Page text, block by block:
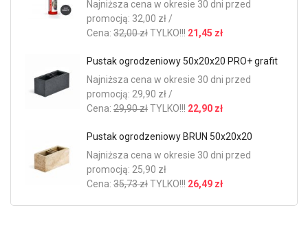
Najniższa cena w okresie 30 dni przed
promocją: 32,00 zł /
Cena: 32,00 złTYLKO!!! 21,45 zł
Pustak ogrodzeniowy 50x20x20 PRO+ grafit
Najniższa cena w okresie 30 dni przed
promocją: 29,90 zł /
Cena: 29,90 złTYLKO!!! 22,90 zł
Pustak ogrodzeniowy BRUN 50x20x20
Najniższa cena w okresie 30 dni przed
promocją: 25,90 zł
Cena: 35,73 złTYLKO!!! 26,49 zł